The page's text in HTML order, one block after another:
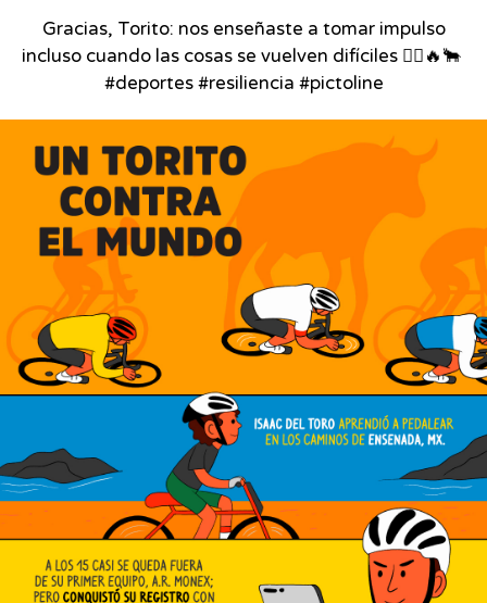
Gracias, Torito: nos enseñaste a tomar impulso
incluso cuando las cosas se vuelven difíciles 🚴‍♂️🔥🐂⁣ ⁣
#deportes #resiliencia #pictoline